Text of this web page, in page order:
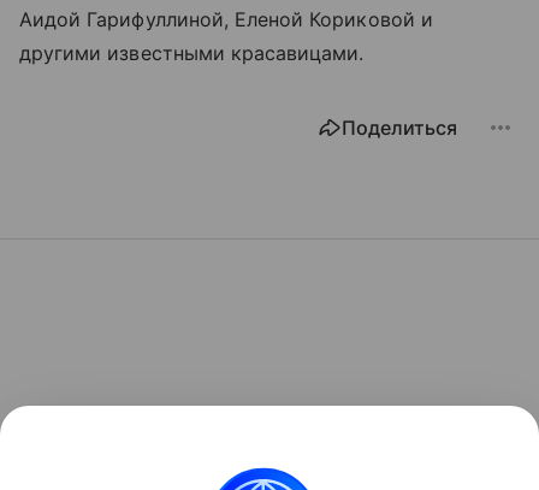
Аидой Гарифуллиной, Еленой Кориковой и
другими известными красавицами.
Поделиться